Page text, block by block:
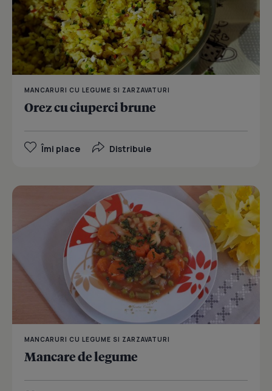
MANCARURI CU LEGUME SI ZARZAVATURI
Orez cu ciuperci brune
Îmi place Distribuie
MANCARURI CU LEGUME SI ZARZAVATURI
Mancare de legume